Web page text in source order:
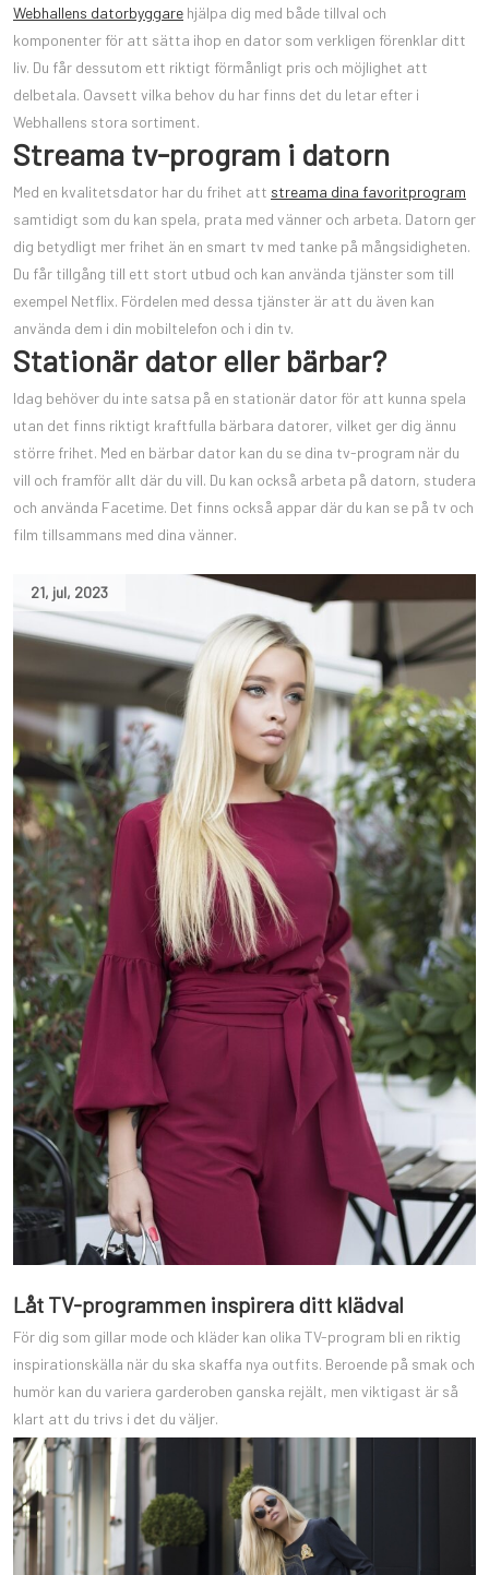
Webhallens datorbyggare hjälpa dig med både tillval och
komponenter för att sätta ihop en dator som verkligen förenklar ditt
liv. Du får dessutom ett riktigt förmånligt pris och möjlighet att
delbetala. Oavsett vilka behov du har finns det du letar efter i
Webhallens stora sortiment.
Streama tv-program i datorn
Med en kvalitetsdator har du frihet att streama dina favoritprogram
samtidigt som du kan spela, prata med vänner och arbeta. Datorn ger
dig betydligt mer frihet än en smart tv med tanke på mångsidigheten.
Du får tillgång till ett stort utbud och kan använda tjänster som till
exempel Netflix. Fördelen med dessa tjänster är att du även kan
använda dem i din mobiltelefon och i din tv.
Stationär dator eller bärbar?
Idag behöver du inte satsa på en stationär dator för att kunna spela
utan det finns riktigt kraftfulla bärbara datorer, vilket ger dig ännu
större frihet. Med en bärbar dator kan du se dina tv-program när du
vill och framför allt där du vill. Du kan också arbeta på datorn, studera
och använda Facetime. Det finns också appar där du kan se på tv och
film tillsammans med dina vänner.
21, jul, 2023
Låt TV-programmen inspirera ditt klädval
För dig som gillar mode och kläder kan olika TV-program bli en riktig
inspirationskälla när du ska skaffa nya outfits. Beroende på smak och
humör kan du variera garderoben ganska rejält, men viktigast är så
klart att du trivs i det du väljer.